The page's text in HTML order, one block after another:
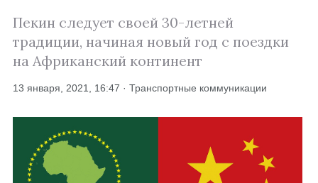
Пекин следует своей 30-летней
традиции, начиная новый год с поездки
на Африканский континент
13 января, 2021, 16:47 · Транспортные коммуникации